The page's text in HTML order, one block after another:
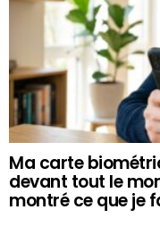
Ma carte
devant tout le
montré ce que je